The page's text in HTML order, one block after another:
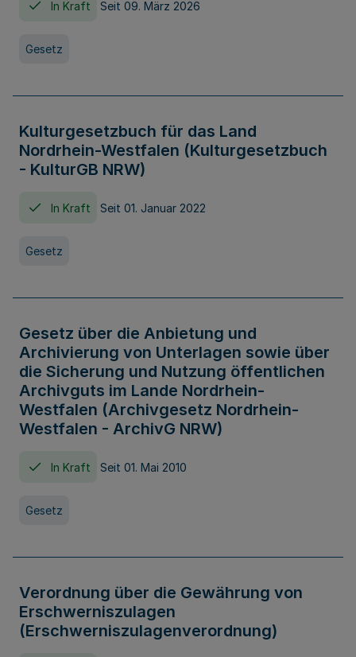
In Kraft Seit 09. März 2026
Gesetz
Kulturgesetzbuch für das Land
Nordrhein-Westfalen (Kulturgesetzbuch
- KulturGB NRW)
In Kraft Seit 01. Januar 2022
Gesetz
Gesetz über die Anbietung und
Archivierung von Unterlagen sowie über
die Sicherung und Nutzung öffentlichen
Archivguts im Lande Nordrhein-
Westfalen (Archivgesetz Nordrhein-
Westfalen - ArchivG NRW)
In Kraft Seit 01. Mai 2010
Gesetz
Verordnung über die Gewährung von
Erschwerniszulagen
(Erschwerniszulagenverordnung)